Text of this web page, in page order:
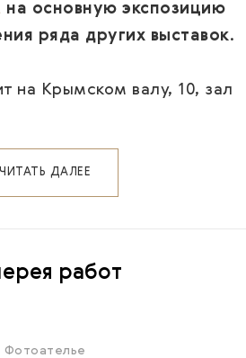
на основную экспозицию
ряда других выставок.
на Крымском валу, 10, зал
ЧИТАТЬ ДАЛЕЕ
работ
Фотоателье